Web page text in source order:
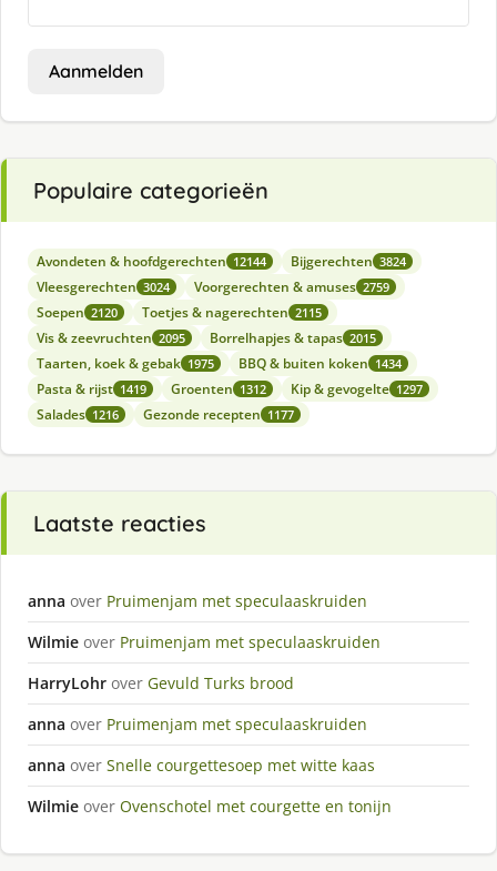
Aanmelden
Populaire categorieën
Avondeten & hoofdgerechten 12144 Bijgerechten 3824
Vleesgerechten 3024 Voorgerechten & amuses 2759
Soepen 2120 Toetjes & nagerechten 2115
Vis & zeevruchten 2095 Borrelhapjes & tapas 2015
Taarten, koek & gebak 1975 BBQ & buiten koken 1434
Pasta & rijst 1419 Groenten 1312 Kip & gevogelte 1297
Salades 1216 Gezonde recepten 1177
Laatste reacties
anna over Pruimenjam met speculaaskruiden
Wilmie over Pruimenjam met speculaaskruiden
HarryLohr over Gevuld Turks brood
anna over Pruimenjam met speculaaskruiden
anna over Snelle courgettesoep met witte kaas
Wilmie over Ovenschotel met courgette en tonijn